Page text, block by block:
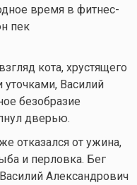
время в фитнес-
пек
кота, хрустящего
Василий
безобразие
дверью.
отказался от ужина,
и перловка. Бег
Александрович